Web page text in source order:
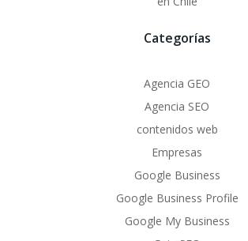
Categorías
Agencia GEO
Agencia SEO
contenidos web
Empresas
Google Business
Google Business Profile
Google My Business